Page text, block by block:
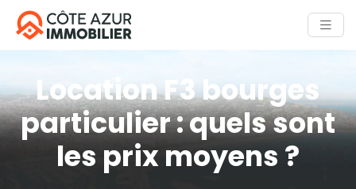
Location F3 bourges
particulier : quels sont
les prix moyens ?